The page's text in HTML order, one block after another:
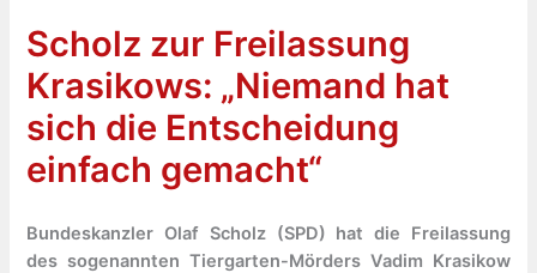
Scholz zur Freilassung
Krasikows: „Niemand hat
sich die Entscheidung
einfach gemacht“
Bundeskanzler Olaf Scholz (SPD) hat die Freilassung
des sogenannten Tiergarten-Mörders Vadim Krasikow